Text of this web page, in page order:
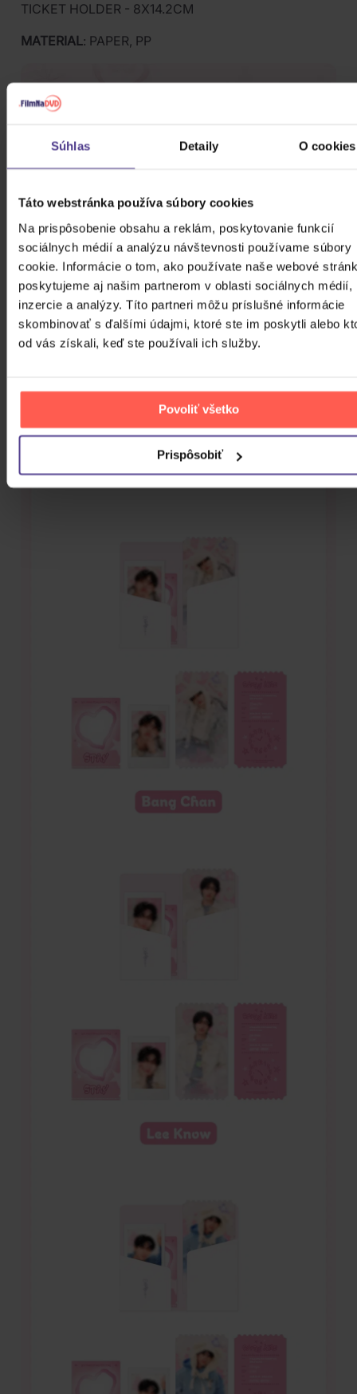
Súhlas Detaily O cookies
Táto webstránka používa súbory cookies
Na prispôsobenie obsahu a reklám, poskytovanie funkcií
sociálnych médií a analýzu návštevnosti používame súbory
cookie. Informácie o tom, ako používate naše webové
poskytujeme aj našim partnerom v oblasti sociálnych médií,
inzercie a analýzy. Títo partneri môžu príslušné informácie
skombinovať s ďalšími údajmi, ktoré ste im poskytli alebo
od vás získali, keď ste používali ich služby.
Povoliť všetko
Prispôsobiť
TICKET HOLDER - 8X14.2CM
MATERIAL: PAPER, PP